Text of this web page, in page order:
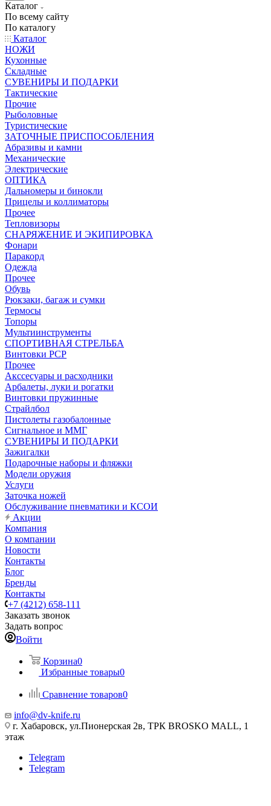
Каталог
По всему сайту
По каталогу
Каталог
НОЖИ
Кухонные
Складные
СУВЕНИРЫ И ПОДАРКИ
Тактические
Прочие
Рыболовные
Туристические
ЗАТОЧНЫЕ ПРИСПОСОБЛЕНИЯ
Абразивы и камни
Механические
Электрические
ОПТИКА
Дальномеры и бинокли
Прицелы и коллиматоры
Прочее
Тепловизоры
СНАРЯЖЕНИЕ И ЭКИПИРОВКА
Фонари
Паракорд
Одежда
Прочее
Обувь
Рюкзаки, багаж и сумки
Термосы
Топоры
Мультиинструменты
СПОРТИВНАЯ СТРЕЛЬБА
Винтовки PCP
Прочее
Акссесуары и расходники
Арбалеты, луки и рогатки
Винтовки пружинные
Страйлбол
Пистолеты газобалонные
Сигнальное и ММГ
СУВЕНИРЫ И ПОДАРКИ
Зажигалки
Подарочные наборы и фляжки
Модели оружия
Услуги
Заточка ножей
Обслуживание пневматики и КСОИ
Акции
Компания
О компании
Новости
Контакты
Блог
Бренды
Контакты
+7 (4212) 658-111
Заказать звонок
Задать вопрос
Войти
Корзина0
Избранные товары0
Сравнение товаров0
info@dv-knife.ru
г. Хабаровск, ул.Пионерская 2в, ТРК BROSKO MALL, 1
этаж
Telegram
Telegram